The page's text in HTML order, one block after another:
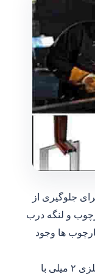
جلوگیری از
و لنگه درب
ها وجود
بدنه چهارچوب:به طور معمول از ورق فلزی ۲ میلی با